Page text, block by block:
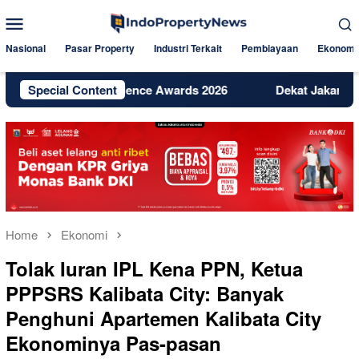
to
Menu
Nasional Pasar Property Industri Terkait Pembiayaan Ekonomi
Special Content
Excellence Awards 2026 Dekat Jakarta dan BSD,
Home Ekonomi
Tolak Iuran IPL Kena PPN, Ketua
PPPSRS Kalibata City: Banyak
Penghuni Apartemen Kalibata City
Ekonominya Pas-pasan